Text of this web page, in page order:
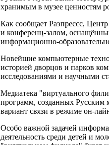
хранимым в музее ценностям
Как сообщает Раэпрессс,
и конференц-залом,
информационно-
Новейшие компьютерные
историей дворцов и парков
исследованиями и научными
Медиатека "виртуального
программ, созданных Русским
вариант связи в режиме он-
Особо важной задачей
деятельность среди детей и